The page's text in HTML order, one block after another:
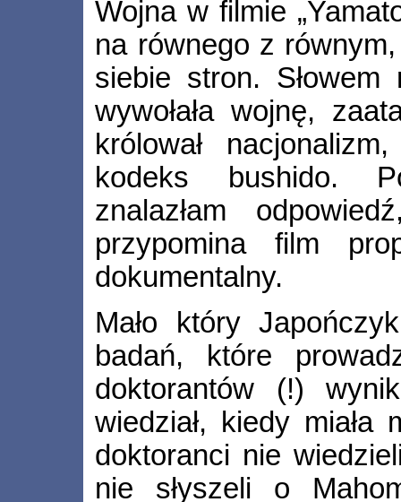
Wojna w filmie
na równego z
siebie stron.
wywołała wojnę,
królował
kodeks bushido.
znalazłam
przypomina film
dokumentalny.
Mało który
badań, które
doktorantów (!)
wiedział, kiedy
doktoranci nie
nie słyszeli o